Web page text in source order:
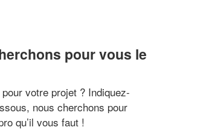
pour vous le
votre projet ? Indiquez-
nous cherchons pour
qu’il vous faut !